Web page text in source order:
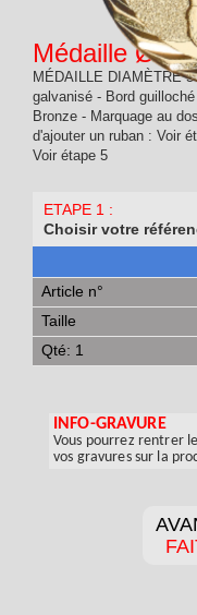
Médaille Ø
MÉDAILLE DIAMÈTRE
galvanisé - Bord
Bronze - Marquage au
d'ajouter un ruban : Voir
Voir étape 5
ETAPE 1 :
Choisir votre
Article n°
Taille
Qté: 1
INFO-GRAVURE
Vous pourrez rentrer
vos gravures sur la